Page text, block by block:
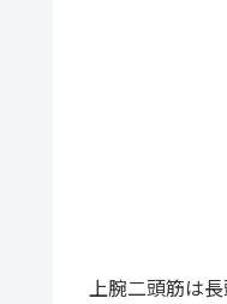
上腕二頭筋は